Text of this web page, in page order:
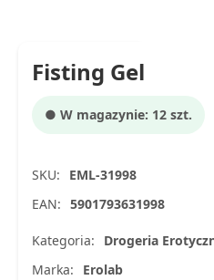
Fisting Gel
● W magazynie: 12 szt.
SKU:
EML-31998
EAN: 5901793631998
Kategoria:
Drogeria
Marka:
Erolab